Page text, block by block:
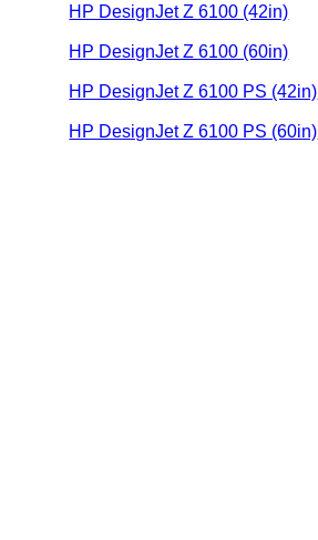
HP DesignJet Z 6100 (42in)
HP DesignJet Z 6100 (60in)
HP DesignJet Z 6100 PS (42in)
HP DesignJet Z 6100 PS (60in)